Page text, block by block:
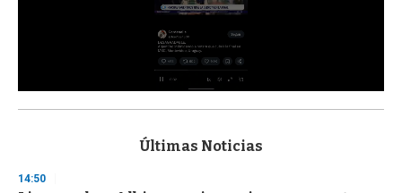
s
d
Últimas Noticias
14:50